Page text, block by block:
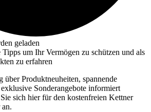
geladen
um Ihr Vermögen zu schützen und als
zu erfahren
über Produktneuheiten, spannende
Sonderangebote informiert
sich hier für den kostenfreien Kettner